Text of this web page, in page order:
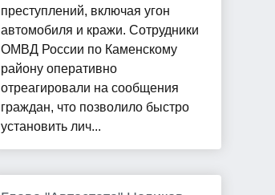
преступлений, включая угон
автомобиля и кражи. Сотрудники
ОМВД России по Каменскому
району оперативно
отреагировали на сообщения
граждан, что позволило быстро
установить лич...